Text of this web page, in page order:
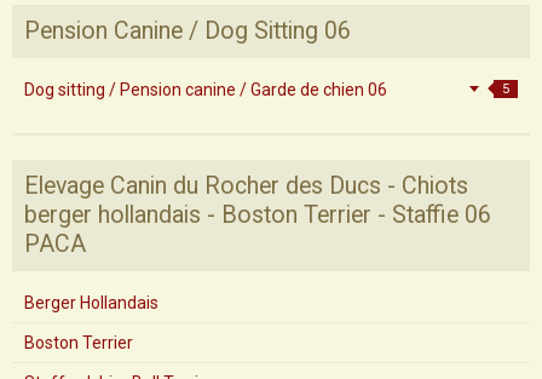
Pension Canine / Dog Sitting 06
Dog sitting / Pension canine / Garde de chien 06 5
Elevage Canin du Rocher des Ducs - Chiots
berger hollandais - Boston Terrier - Staffie 06
PACA
Berger Hollandais
Boston Terrier